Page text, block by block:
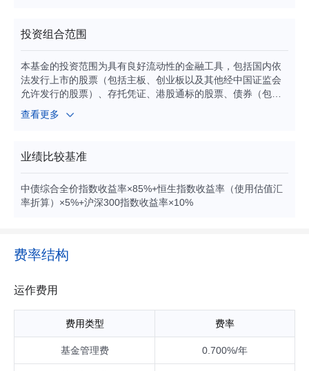
投资组合范围
本基金的投资范围为具有良好流动性的金融工具，包括国内依
法发行上市的股票（包括主板、创业板以及其他经中国证监会
允许发行的股票）、存托凭证、港股通标的股票、债券（包括
国债、地方政府债券、央行票据、金融债、企业债、公司债、
次级债、可转换债券、分离交易可转债、可交换债券、短期融
券、中期票据等）、资产支持证券、债券回购、银行存款（包
括定期存款、协议存款、通知存款等）、同业存单、现金等货
资的其他金融工具（但须符合中国证监会的相关规定）。 基金
的投资组合比例为：本基金对债券资产的投资比例不低于基金
交易保证金后，本基金持有的现金或者到期日在一年以内的政
金、存出保证金、应收申购款等。
查看更多
业绩比较基准
中债综合全价指数收益率×85%+恒生指数收益率（使用估值汇
率折算）×5%+沪深300指数收益率×10%
费率结构
运作费用
费用类型 费率
基金管理费 0.700%/年